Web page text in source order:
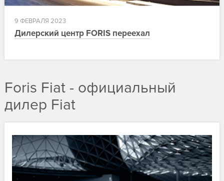
9 ФЕВРАЛЯ 2023
Дилерский центр FORIS переехал
Foris Fiat - официальный
дилер Fiat